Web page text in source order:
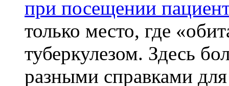
при посещении
только место, где
туберкулезом. Здесь
разными справками